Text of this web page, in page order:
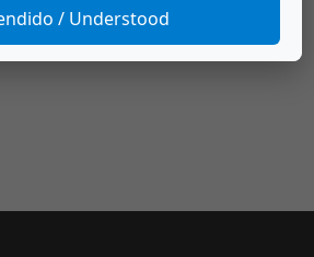
2 (2012): Enero - Diciembre 2012
/ Understood